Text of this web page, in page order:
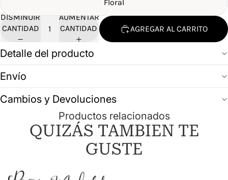
Floral
DISMINUIR
CANTIDAD
AUMENTAR
CANTIDAD
AGREGAR AL CARRITO
Detalle del producto
Envío
Cambios y Devoluciones
Productos relacionados
QUIZÁS TAMBIEN TE
GUSTE